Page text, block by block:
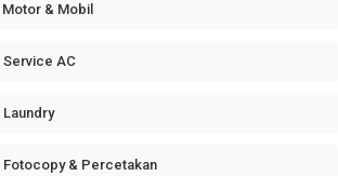
& Mobil
AC
& Percetakan